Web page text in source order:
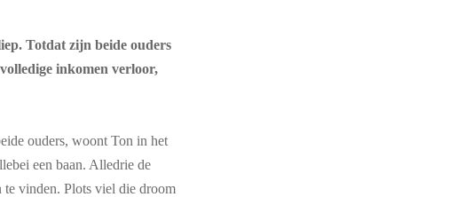
Totdat zijn beide ouders
inkomen verloor,
ouders, woont Ton in het
een baan. Alledrie de
te vinden. Plots viel die droom